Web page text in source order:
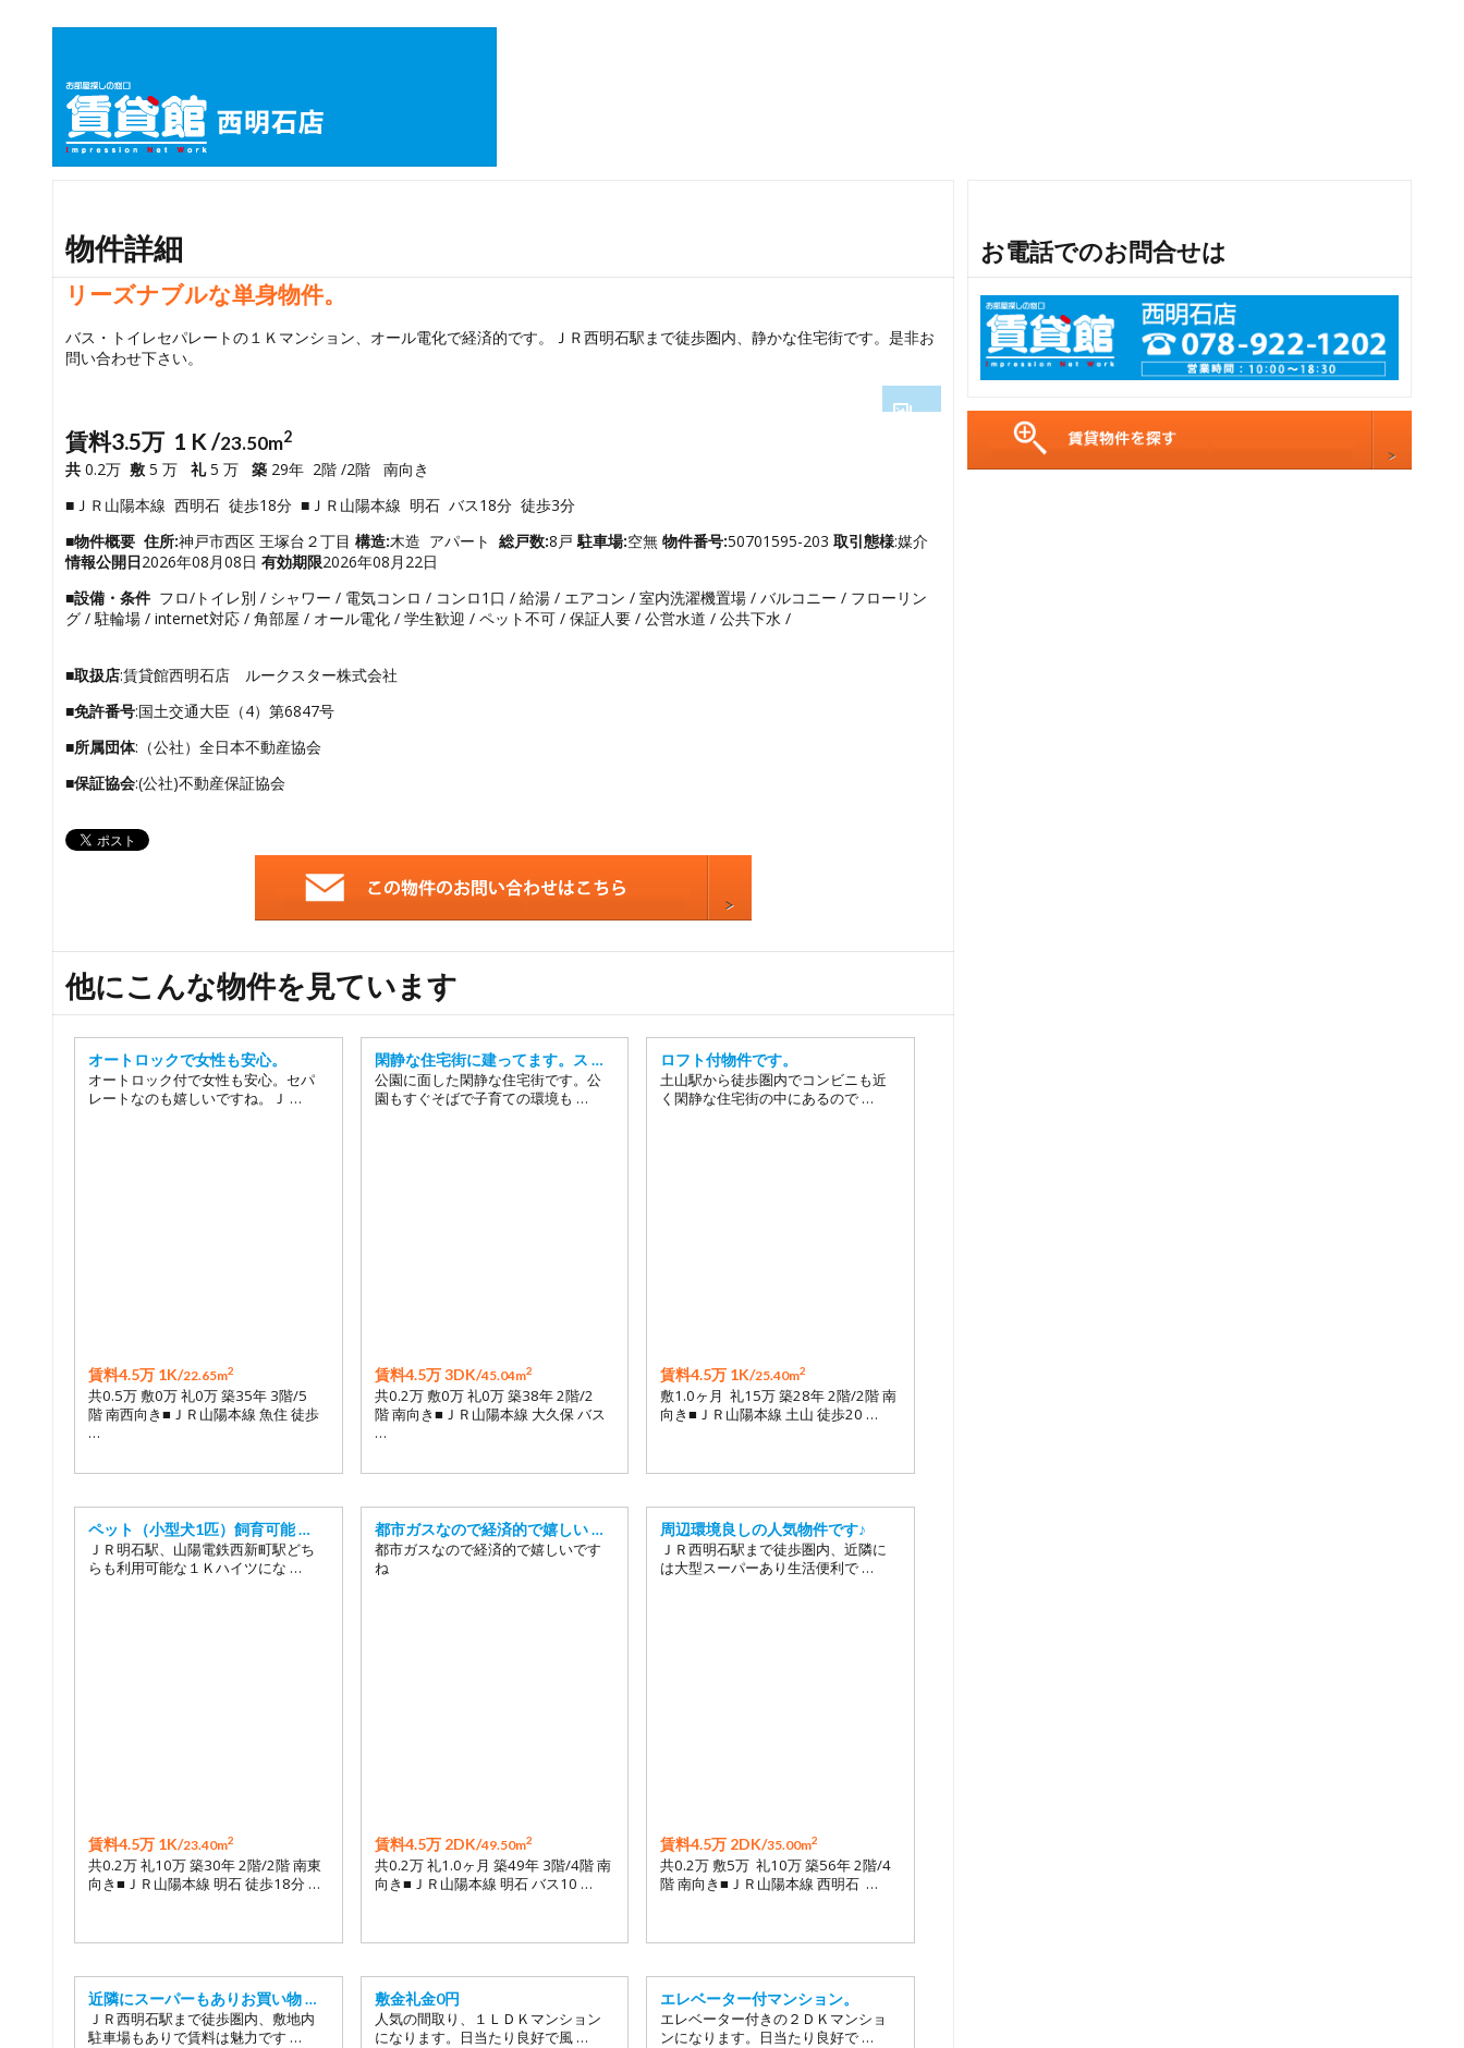
物件詳細
リーズナブルな単身物件。
バス・トイレセパレートの１Ｋマンション、オール電化で経済的です。ＪＲ西明石駅まで徒歩圏内、静かな住宅街です。是非お
問い合わせ下さい。
4
6
16
18
19
賃料3.5万 1 K /23.50m2
共 0.2万 敷 5 万 礼5 万 築 29年 2階 /2階 南向き
■ＪＲ山陽本線 西明石 徒歩18分 ■ＪＲ山陽本線 明石 バス18分 徒歩3分
■物件概要 住所:神戸市西区 王塚台２丁目 構造:木造 アパート 総戸数:8戸 駐車場:空無 物件番号:50701595-203 取引態様:媒介
情報公開日2026年08月08日 有効期限2026年08月22日
■設備・条件 フロ/トイレ別 / シャワー / 電気コンロ / コンロ1口 / 給湯 / エアコン / 室内洗濯機置場 / バルコニー / フローリン
グ / 駐輪場 / internet対応 / 角部屋 / オール電化 / 学生歓迎 / ペット不可 / 保証人要 / 公営水道 / 公共下水 /
■取扱店:賃貸館西明石店 ルークスター株式会社
■免許番号:国土交通大臣（4）第6847号
■所属団体:（公社）全日本不動産協会
■保証協会:(公社)不動産保証協会
他にこんな物件を見ています
オートロックで女性も安心。
オートロック付で女性も安心。セパ
レートなのも嬉しいですね。Ｊ …
賃料4.5万 1K/22.65m2
共0.5万 敷0万 礼0万 築35年 3階/5
階 南西向き■ＪＲ山陽本線 魚住 徒歩
…
閑静な住宅街に建ってます。ス …
公園に面した閑静な住宅街です。公
園もすぐそばで子育ての環境も …
賃料4.5万 3DK/45.04m2
共0.2万 敷0万 礼0万 築38年 2階/2
階 南向き■ＪＲ山陽本線 大久保 バス
…
ロフト付物件です。
土山駅から徒歩圏内でコンビニも近
く閑静な住宅街の中にあるので …
賃料4.5万 1K/25.40m2
敷1.0ヶ月 礼15万 築28年 2階/2階 南
向き■ＪＲ山陽本線 土山 徒歩20 …
ペット（小型犬1匹）飼育可能 …
ＪＲ明石駅、山陽電鉄西新町駅どち
らも利用可能な１Ｋハイツにな …
賃料4.5万 1K/23.40m2
共0.2万 礼10万 築30年 2階/2階 南東
向き■ＪＲ山陽本線 明石 徒歩18分 …
都市ガスなので経済的で嬉しい …
都市ガスなので経済的で嬉しいです
ね
賃料4.5万 2DK/49.50m2
共0.2万 礼1.0ヶ月 築49年 3階/4階 南
向き■ＪＲ山陽本線 明石 バス10 …
周辺環境良しの人気物件です♪
ＪＲ西明石駅まで徒歩圏内、近隣に
は大型スーパーあり生活便利で …
賃料4.5万 2DK/35.00m2
共0.2万 敷5万 礼10万 築56年 2階/4
階 南向き■ＪＲ山陽本線 西明石 …
近隣にスーパーもありお買い物 …
ＪＲ西明石駅まで徒歩圏内、敷地内
駐車場もありで賃料は魅力です …
敷金礼金0円
人気の間取り、１ＬＤＫマンション
になります。日当たり良好で風 …
エレベーター付マンション。
エレベーター付きの２ＤＫマンショ
ンになります。日当たり良好で …
お電話でのお問合せは